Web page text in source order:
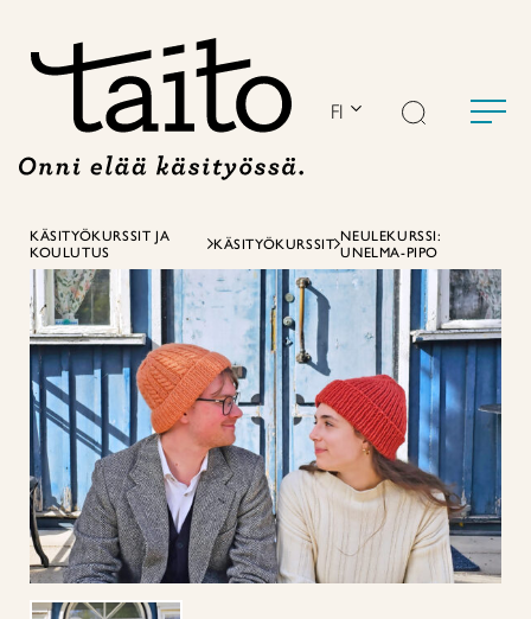
FI
KÄSITYÖKURSSIT JA
KOULUTUS
KÄSITYÖKURSSIT NEULEKURSSI:
UNELMA-PIPO